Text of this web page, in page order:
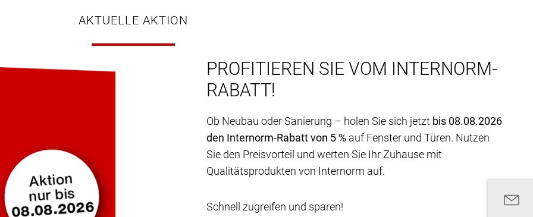
AKTUELLE AKTION
PROFITIEREN SIE VOM INTERNORM-
RABATT!
Ob Neubau oder Sanierung – holen Sie sich jetzt bis 08.08.2026
den Internorm-Rabatt von 5 % auf Fenster und Türen. Nutzen
Sie den Preisvorteil und werten Sie Ihr Zuhause mit
Qualitätsprodukten von Internorm auf.
Schnell zugreifen und sparen!